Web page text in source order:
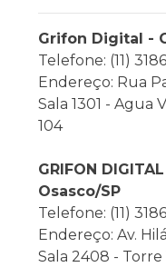
Grifon Digital -
Telefone: (11)
Endereço: Rua
Sala 1301 - Agua
104
GRIFON
Osasco/SP
Telefone: (11)
Endereço: Av.
Sala 2408 - Torre